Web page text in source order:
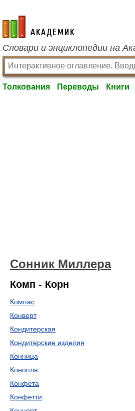
academic.ru
Словари и энциклопедии на
Толкования Переводы Книги
Сонник Миллера
Комп - Корн
Компас
Конверт
Кондитерская
Кондитерские изделия
Конница
Конопля
Конфета
Конфетти